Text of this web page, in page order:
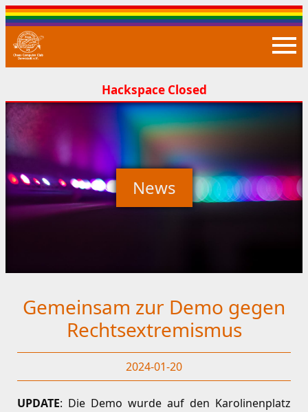
Closed
News
Gemeinsam zur Demo gegen
Rechtsextremismus
2024-01-20
UPDATE: Die Demo wurde auf den Karolinenplatz